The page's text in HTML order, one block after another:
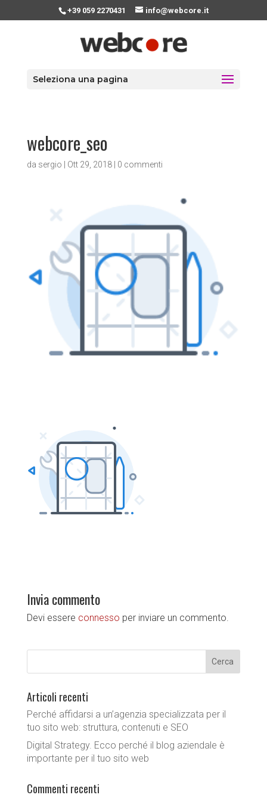
+39 059 2270431 info@webcore.it
Seleziona una pagina
webcore_seo
da sergio Ott 29, 2018| 0 commenti
Invia commento
Devi essere connesso per inviare un commento.
Articoli recenti
Perché affidarsi a un’agenzia specializzata per il
tuo sito web: struttura, contenuti e SEO
Digital Strategy. Ecco perché il blog aziendale è
importante per il tuo sito web
Commenti recenti